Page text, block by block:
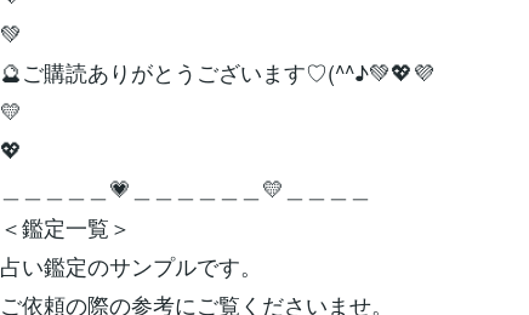
💚
🔮ご購読ありがとうございます♡(^^♪💚💖💜
💛
💖
＿＿＿＿＿💗＿＿＿＿＿＿💛＿＿＿＿
＜鑑定一覧＞
占い鑑定のサンプルです。
ご依頼の際の参考にご覧くださいませ。